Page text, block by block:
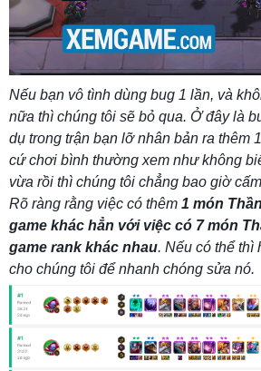
Nếu bạn vô tình dùng bug 1 lần, và
nữa thì chúng tôi sẽ bỏ qua. Ở đây là
dụ trong trận bạn lỡ nhân bản ra thêm
cứ chơi bình thường xem như không
vừa rồi thì chúng tôi chẳng bao giờ
Rõ ràng rằng việc có thêm 1 món
game khác hẳn với việc có 7 món
game rank khác nhau. Nếu có thể thì
cho chúng tôi để nhanh chóng sửa nó.